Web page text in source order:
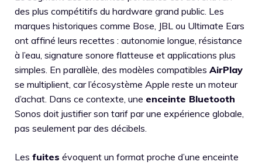
des plus compétitifs du hardware grand public. Les
marques historiques comme Bose, JBL ou Ultimate Ears
ont affiné leurs recettes : autonomie longue, résistance
à l’eau, signature sonore flatteuse et applications plus
simples. En parallèle, des modèles compatibles AirPlay
se multiplient, car l’écosystème Apple reste un moteur
d’achat. Dans ce contexte, une enceinte Bluetooth
Sonos doit justifier son tarif par une expérience globale,
pas seulement par des décibels.
Les fuites évoquent un format proche d’une enceinte